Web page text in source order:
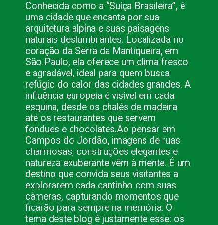
Conhecida como a “Suíça Brasileira”, é
uma cidade que encanta por sua
arquitetura alpina e suas paisagens
naturais deslumbrantes. Localizada no
coração da Serra da Mantiqueira, em
São Paulo, ela oferece um clima fresco
e agradável, ideal para quem busca
refúgio do calor das cidades grandes. A
influência europeia é visível em cada
esquina, desde os chalés de madeira
até os restaurantes que servem
fondues e chocolates.Ao pensar em
Campos do Jordão, imagens de ruas
charmosas, construções elegantes e
natureza exuberante vêm à mente. É um
destino que convida seus visitantes a
explorarem cada cantinho com suas
câmeras, capturando momentos que
ficarão para sempre na memória. O
tema deste blog é justamente esse: os